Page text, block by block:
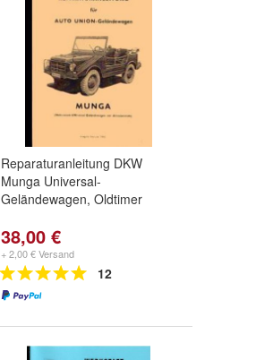
Reparaturanleitung DKW
Munga Universal-
Geländewagen, Oldtimer
38,00 €
+ 2,00 € Versand
12